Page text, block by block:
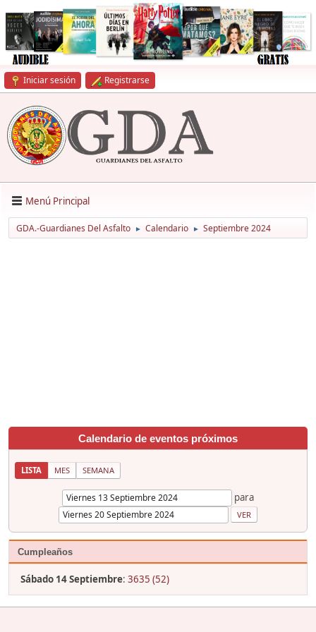
Iniciar sesión Registrarse
Menú Principal
GDA.-Guardianes Del Asfalto ► Calendario ► Septiembre 2024
Calendario de eventos próximos
LISTA MES SEMANA
para
Cumpleaños
Sábado 14 Septiembre: 3635 (52)